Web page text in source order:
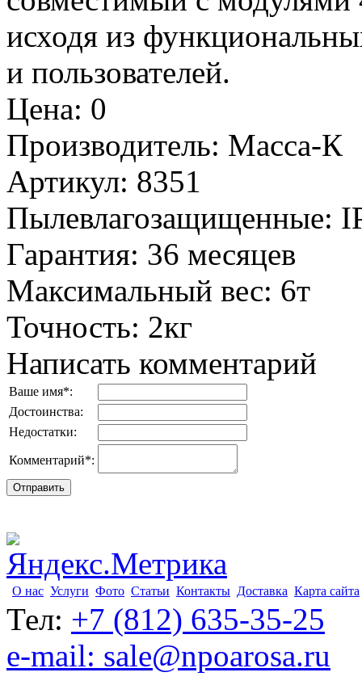
исходя из
и пользователей.
Цена: 0
Производитель: Масса-К
Артикул: 8351
Пылевлагозащищенные:
Гарантия: 36 месяцев
Максимальный вес: 6т
Точность: 2кг
Написать комментарий
Ваше имя*:
Достоинства:
Недостатки:
Комментарий*:
О нас Услуги Фото Статьи Контакты Доставка Карта сайта
Тел: +7 (812) 635-35-25
e-mail: sale@npoarosa.ru